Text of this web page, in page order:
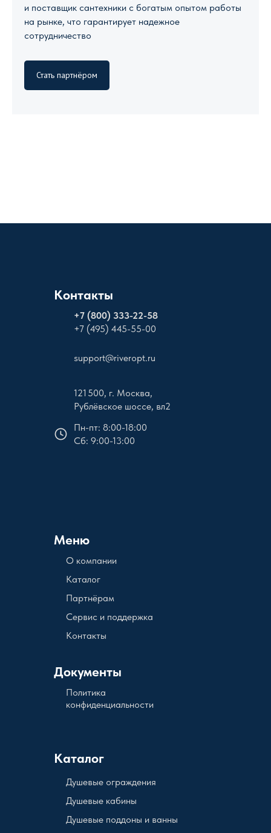
и поставщик сантехники с богатым опытом работы
на рынке, что гарантирует надежное
сотрудничество
Стать партнёром
Контакты
+7 (800) 333-22-58
+7 (495) 445-55-00
support@riveropt.ru
Меню
121 500, г. Москва,
Рублёвское шоссе, вл2
О компании
Документы
Пн-пт: 8:00-18:00
Сб: 9:00-13:00
Каталог
Политика
конфиденциальности
Партнёрам
Сервис и поддержка
Контакты
Каталог
Душевые кабины
Душевые поддоны и ванны
Душевые ограждения